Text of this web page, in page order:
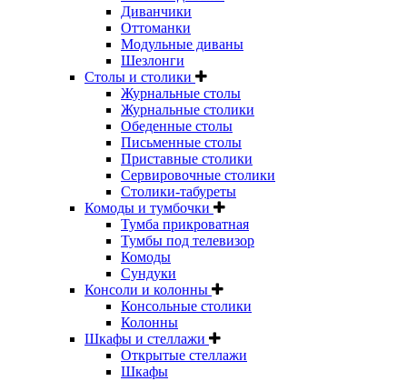
Диванчики
Оттоманки
Модульные диваны
Шезлонги
Столы и столики
Журнальные столы
Журнальные столики
Обеденные столы
Письменные столы
Приставные столики
Сервировочные столики
Столики-табуреты
Комоды и тумбочки
Тумба прикроватная
Тумбы под телевизор
Комоды
Сундуки
Консоли и колонны
Консольные столики
Колонны
Шкафы и стеллажи
Открытые стеллажи
Шкафы